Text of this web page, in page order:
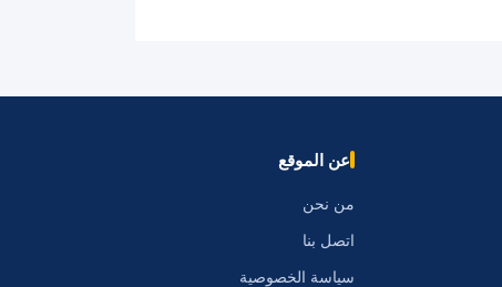
عن الموقع
من نحن
اتصل بنا
سياسة الخصوصية